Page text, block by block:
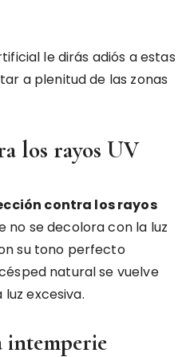
le dirás adiós a estas
a plenitud de las zonas
los rayos UV
contra los rayos
no se decolora con la luz
su tono perfecto
natural se vuelve
excesiva.
intemperie